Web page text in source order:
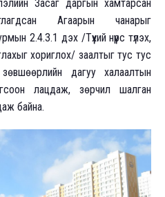
Засаг даргын хамтарсан
Агаарын чанарыг
2.4.3.1 дэх /Түүхий нүүрс түлэх,
хориглох/ заалтыг тус тус
дагуу халаалтын
лацдаж, зөрчил шалган
байна.